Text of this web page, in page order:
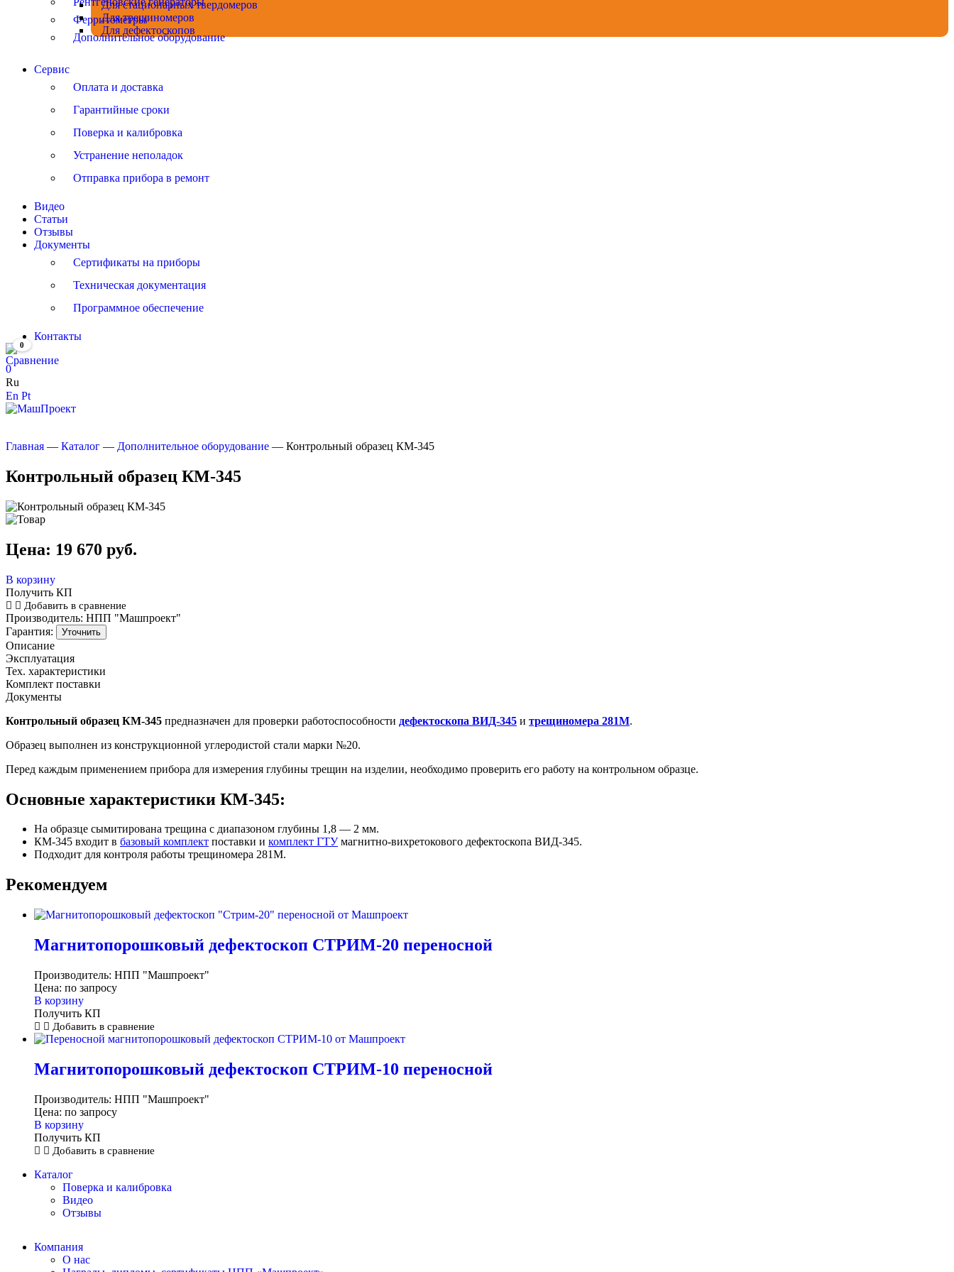
Ферритометры
Дополнительное оборудование
Для стационарных твердомеров
Для трещиномеров
Для дефектоскопов
Сервис
Оплата и доставка
Гарантийные сроки
Поверка и калибровка
Устранение неполадок
Отправка прибора в ремонт
Видео
Статьи
Отзывы
Документы
Сертификаты на приборы
Техническая документация
Программное обеспечение
Контакты
0
0
Ru
En Pt
Главная — Каталог — Дополнительное оборудование — Контрольный образец КМ-345
Контрольный образец КМ-345
Цена: 19 670 руб.
В корзину
Получить КП
Добавить в сравнение
Производитель: НПП "Машпроект"
Гарантия:
Уточнить
Описание
Эксплуатация
Тех. характеристики
Комплект поставки
Документы
Контрольный образец КМ-345 предназначен для проверки работоспособности дефектоскопа ВИД-345 и трещиномера 281М.
Образец выполнен из конструкционной углеродистой стали марки №20.
Перед каждым применением прибора для измерения глубины трещин на изделии, необходимо проверить его работу на контрольном образце.
Основные характеристики КМ-345:
На образце сымитирована трещина с диапазоном глубины 1,8 — 2 мм.
КМ-345 входит в базовый комплект поставки и комплект ГТУмагнитно-вихретокового дефектоскопа ВИД-345.
Подходит для контроля работы трещиномера 281М.
Рекомендуем
Магнитопорошковый дефектоскоп СТРИМ-20 переносной
Производитель: НПП "Машпроект"
Цена: по запросу
В корзину
Получить КП
Добавить в сравнение
Магнитопорошковый дефектоскоп СТРИМ-10 переносной
Производитель: НПП "Машпроект"
Цена: по запросу
В корзину
Получить КП
Добавить в сравнение
Каталог
Поверка и калибровка
Видео
Отзывы
Компания
О нас